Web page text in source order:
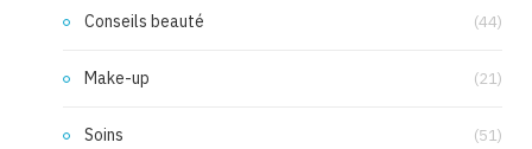
Conseils beauté (44)
Make-up (21)
Soins (51)